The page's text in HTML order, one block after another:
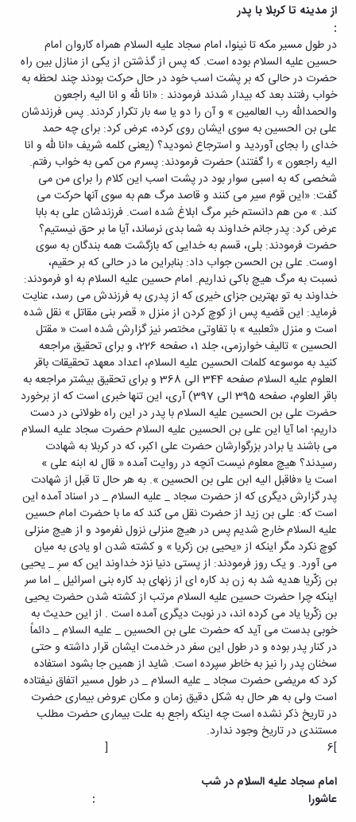
از مدینه تا کربلا با پدر
:
در طول مسیر مکه تا نینوا، امام سجاد علیه السلام همراه کاروان امام
حسین علیه السلام بوده است. که پس از گذشتن از یکی از منازل بین راه
حضرت در حالی که بر پشت اسب خود در حال حرکت بودند چند لحظه به
خواب رفتند بعد که بیدار شدند فرمودند : «انا لله و انا الیه راجعون
والحمدالله رب العالمین » و آن را دو یا سه بار تکرار کردند. پس فرزندشان
علی بن الحسین به سوی ایشان روی کرده، عرض کرد: برای چه حمد
خدای را بجای آوردید و استرجاع نمودید؟ (یعنی کلمه شریف «انا لله و انا
الیه راجعون » را گفتند) حضرت فرمودند: پسرم من کمی به خواب رفتم.
شخصی که به اسبی سوار بود در پشت اسب این کلام را برای من می
گفت: «این قوم سیر می کنند و قاصد مرگ هم به سوی آنها حرکت می
کند. » من هم دانستم خبر مرگ ابلاغ شده است. فرزندشان علی به بابا
عرض کرد: پدر جانم خداوند به شما بدی نرساند، آیا ما بر حق نیستیم؟
حضرت فرمودند: بلی، قسم به خدایی که بازگشت همه بندگان به سوی
اوست. علی بن الحسن جواب داد: بنابراین ما در حالی که بر حقیم،
نسبت به مرگ هیچ باکی نداریم. امام حسین علیه السلام به او فرمودند:
خداوند به تو بهترین جزای خیری که از پدری به فرزندش می رسد، عنایت
فرماید: این قضیه پس از کوچ کردن از منزل « قصر بنی مقاتل » نقل شده
است و منزل «ثعلبیه » با تفاوتی مختصر نیز گزارش شده است « مقتل
الحسین » تالیف خوارزمی، جلد 1، صفحه 226، و برای تحقیق مراجعه
کنید به موسوعه کلمات الحسین علیه السلام، اعداد معهد تحقیقات باقر
العلوم علیه السلام صفحه 344 الی 368 و برای تحقیق بیشتر مراجعه به
باقر العلوم، صفحه 395 الی 397) آری، این تنها خبری است که از برخورد
حضرت علی بن الحسین علیه السلام با پدر در این راه طولانی در دست
داریم؛ اما آیا این علی بن الحسین علیه السلام حضرت سجاد علیه السلام
می باشند یا برادر بزرگوارشان حضرت علی اکبر، که در کربلا به شهادت
رسیدند؟ هیچ معلوم نیست آنچه در روایت آمده « قال له ابنه علی »
است یا «فاقبل الیه ابن علی بن الحسین ». به هر حال تا قبل از شهادت
پدر گزارش دیگری که از حضرت سجاد _ علیه السلام _ در اسناد آمده این
است که: علی بن زید از حضرت نقل می کند که ما با حضرت امام حسین
علیه السلام خارج شدیم پس در هیچ منزلی نزول نفرمود و از هیچ منزلی
کوچ نکرد مگر اینکه از «یحیی بن زکریا » و کشته شدن او یادی به میان
می آورد. و یک روز فرمودند: از پستی دنیا نزد خداوند این که سرِ _ یحیی
بن زکّریا هدیه شد به زن بد کاره ای از زنهای بد کاره بنی اسرائیل _ اما سر
اینکه چرا حضرت حسین علیه السلام مرتب از کشته شدن حضرت یحیی
بن زکّریا یاد می کرده اند، در نوبت دیگری آمده است . از این حدیث به
خوبی بدست می آید که حضرت علی بن الحسین _ علیه السلام _ دائماً
در کنار پدر بوده و در طول این سفر در خدمت ایشان قرار داشته و حتی
سخنان پدر را نیز به خاطر سپرده است. شاید از همین جا بشود استفاده
کرد که مریضی حضرت سجاد _ علیه السلام _ در طول مسیر اتفاق نیفتاده
است ولی به هر حال به شکل دقیق زمان و مکان عروض بیماری حضرت
در تاریخ ذکر نشده است چه اینکه راجع به علت بیماری حضرت مطلب
مستندی در تاریخ وجود ندارد.
]6 [
امام سجاد علیه السلام در شب
عاشورا :